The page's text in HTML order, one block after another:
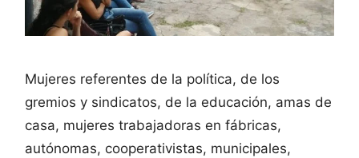
Mujeres referentes de la política, de los
gremios y sindicatos, de la educación, amas de
casa, mujeres trabajadoras en fábricas,
autónomas, cooperativistas, municipales,